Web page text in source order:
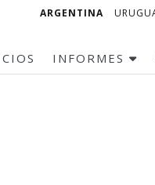
ARGENTINA
INFORMES